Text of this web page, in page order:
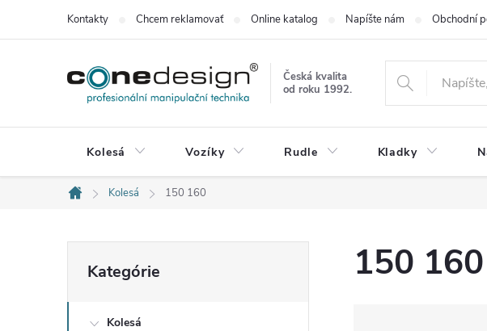
Kontakty Chcem reklamovať Online katalog Napíšte nám Obchodní
Česká kvalita
od roku 1992.
Kolesá Vozíky Rudle Kladky
Domov
Kolesá 150 160
o
kategórie
Kategórie
Kolesá
150 160